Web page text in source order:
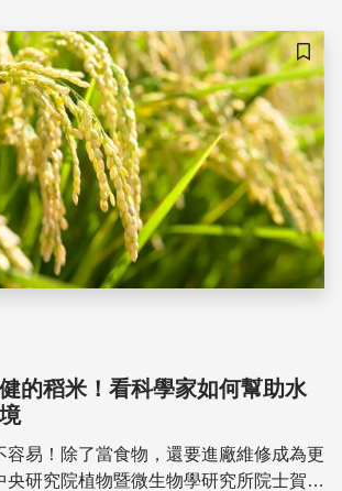
擇了綠豆殼作為研究對象。
儲存
的稻米！看科學家如何幫助水
容易！除了當食物，還要進廠維修成為更
央研究院植物暨微生物學研究所院士賀端